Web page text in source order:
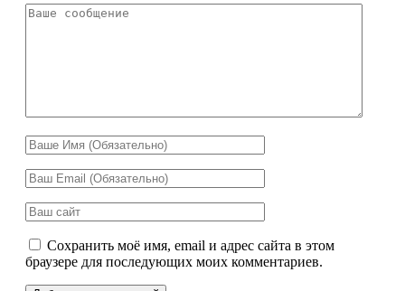
Сохранить моё имя, email и адрес сайта в этом
браузере для последующих моих комментариев.